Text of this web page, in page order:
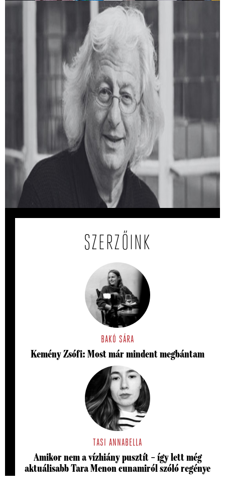
Várszegi Asztrik: Találkozásaim
Esterházy Péterrel
Milyen kapcsolata volt Esterházy Péternek a vallással?
Várszegi Asztrik visszaemlékezése.
SZERZŐINK
BAKÓ SÁRA
Kemény Zsófi: Most már mindent megbántam
TASI ANNABELLA
Amikor nem a vízhiány pusztít – így lett még
aktuálisabb Tara Menon cunamiról szóló regénye